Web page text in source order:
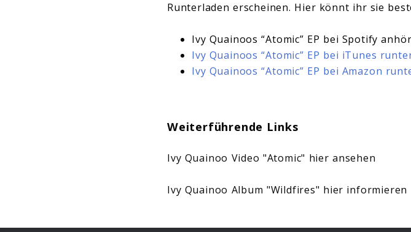
Runterladen erscheinen. Hier könnt ihr sie
Ivy Quainoos “Atomic” EP bei Spotify
Ivy Quainoos “Atomic” EP bei iTunes
Ivy Quainoos “Atomic” EP bei Amazon
Weiterführende Links
Ivy Quainoo Video "Atomic" hier ansehen
Ivy Quainoo Album "Wildfires" hier informieren